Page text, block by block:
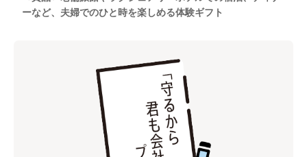
ーなど、夫婦でのひと時を楽しめる体験ギフト